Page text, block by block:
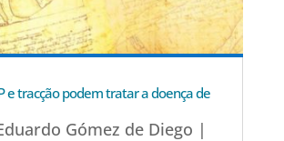
e tracção podem tratar a doença de
Gómez de Diego |